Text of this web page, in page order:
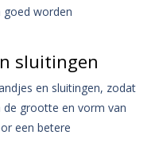
worden
sluitingen
en sluitingen, zodat
de grootte en vorm van
een betere